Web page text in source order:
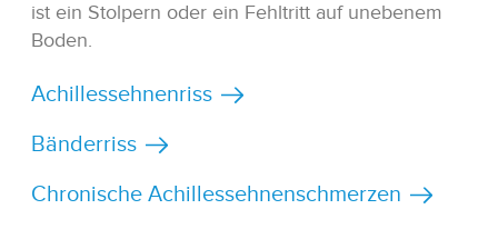
ist ein Stolpern oder ein Fehltritt auf unebenem
Boden.
Achillessehnenriss
Bänderriss
Chronische Achillessehnenschmerzen